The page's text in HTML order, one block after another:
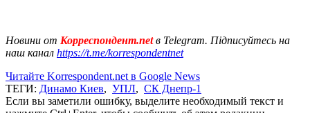
Новини от Корреспондент.netв Telegram. Підписуйтесь на
наш канал https://t.me/korrespondentnet
Читайте Korrespondent.net в Google News
ТЕГИ: Динамо Киев, УПЛ, СК Днепр-1
Если вы заметили ошибку, выделите необходимый текст и